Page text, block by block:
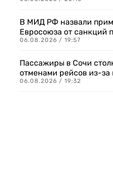
В МИД РФ назвали
Евросоюза от санкций
06.08.2026 / 19:57
Пассажиры в Сочи
отменами рейсов из-за
06.08.2026 / 19:32